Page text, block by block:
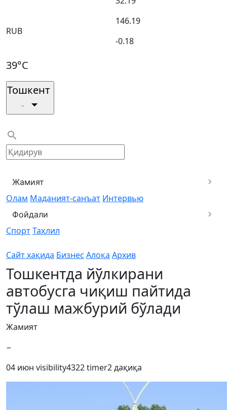
RUB
146.19
-0.18
39°C
Тошкент
Жамият
Олам Маданият-санъат Интервью
Фойдали
СпортТаҳлил
Сайт хақида Бизнес Алоқа Архив
Тошкентда йўлкирани
автобусга чиқиш пайтида
тўлаш мажбурий бўлади
Жамият
−
04 июн visibility4322timer2 дақиқа